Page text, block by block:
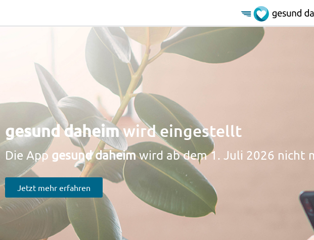
gesund daheimwird eingestellt
Die App gesund daheimwird ab dem 1. Juli 2026 nicht
Jetzt mehr erfahren